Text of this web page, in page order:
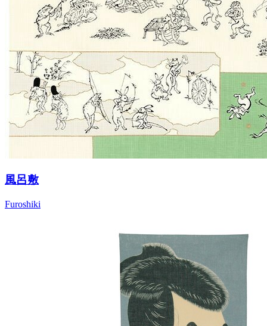
風呂敷
Furoshiki